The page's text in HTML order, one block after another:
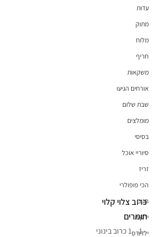
עדות
מתוק
מלוח
חריף
משקאות
אורחים הגיעו
שבת שלום
מומלצים
בסיסי
סיוריי אוכל
זריז
הכי פופולרי
חגים
ירקות
ילדודס
כרוב צלוי קלוי
חומרים
1 כרוב בינוני